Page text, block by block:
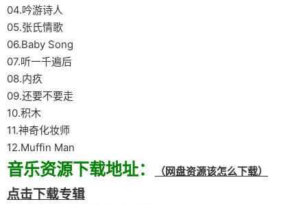
04.吟游诗人
05.张氏情歌
06.Baby Song
07.听一千遍后
08.内疚
09.还要不要走
10.积木
11.神奇化妆师
12.Muffin Man
音乐资源下载地址： （网盘资源该怎么下载）
点击下载专辑